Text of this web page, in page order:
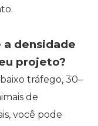
a densidade
projeto?
tráfego, 30–
de
você pode